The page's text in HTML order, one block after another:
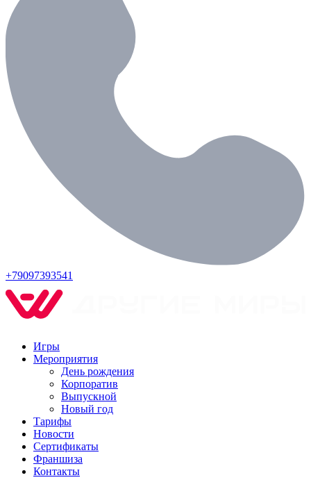
+79097393541
Игры
Мероприятия
День рождения
Корпоратив
Выпускной
Новый год
Тарифы
Новости
Сертификаты
Франшиза
Контакты